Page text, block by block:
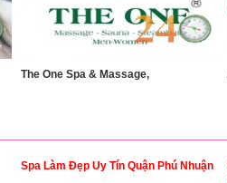
The One Spa & Massage,
Spa Làm Đẹp Uy Tín Quận Phú Nhuận